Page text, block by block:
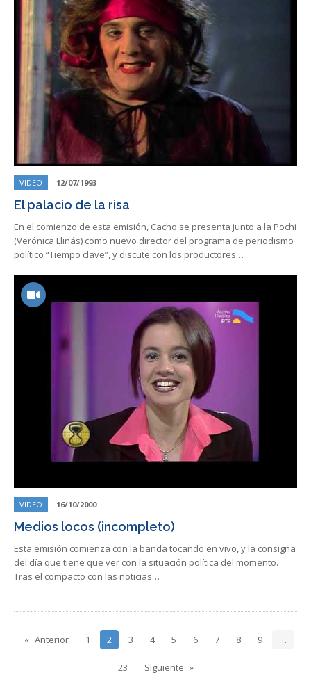
VIDEO 12/07/1993
El palacio de la risa
En el comienzo de esta emisión, Cacho se presenta junto a la Pochi
(Verónica Llinás) como nuevo director del programa de periodismo
político “Tiempo clave”, y discute con los productores…
VIDEO 16/10/2000
Medios locos (incompleto)
Esta emisión comienza con la banda tocando en vivo, y la consigna
del día que tiene que ver con la situación política del momento.
Tras el compacto con las noticias…
Anterior 1 2 3 4 5 6 7 8 9 …
23 Siguiente